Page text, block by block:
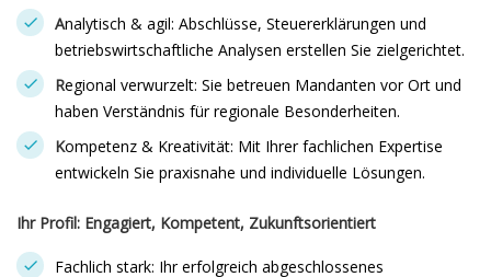
Analytisch & agil: Abschlüsse, Steuererklärungen und
betriebswirtschaftliche Analysen erstellen Sie zielgerichtet.
Regional verwurzelt: Sie betreuen Mandanten vor Ort und
haben Verständnis für regionale Besonderheiten.
Kompetenz & Kreativität: Mit Ihrer fachlichen Expertise
entwickeln Sie praxisnahe und individuelle Lösungen.
Ihr Profil: Engagiert, Kompetent, Zukunftsorientiert
Fachlich stark: Ihr erfolgreich abgeschlossenes